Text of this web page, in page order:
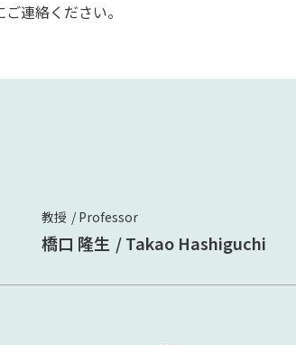
連絡ください。
教授 Professor
橋口 隆生 Takao Hashiguchi